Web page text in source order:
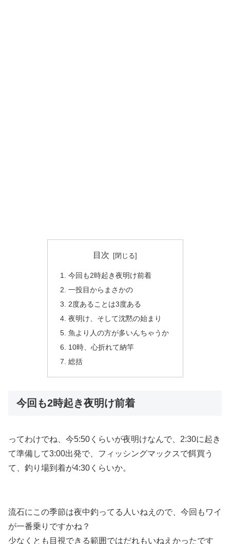
目次
今回も2時起き夜明け前着
一投目からまさかの
2度あることは3度ある
夜明け、そして沈黙の始まり
魚より人の方が多いんちゃうか
10時、心折れて納竿
総括
今回も2時起き夜明け前着
ってわけでね、今5:50くらいが夜明けなんで、2:30に起き
て準備して3:00出発で、フィッシングマックスで餌買う
て、釣り場到着が4:30くらいか。
流石にこの季節は夜中釣ってる人いねえので、今回もワイ
が一番乗りですかね？
少なくとも目視できる範囲ではだれもいねえかったです